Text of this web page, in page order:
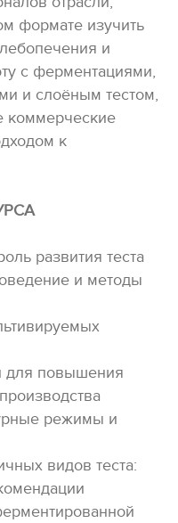
формате изучить
и
с ферментациями,
и слоёным тестом,
коммерческие
к
развития теста
и методы
для повышения
режимы и
видов теста: